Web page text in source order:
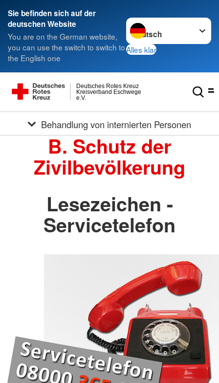
Sie befinden sich auf der
deutschen Website
You are on the German website,
you can use the switch to switch to
the English one
Sprache wechseln zu
Alles klar
e.V.
Kreisverband Eschwege
Deutsches Rotes Kreuz
Behandlung von internierten Personen
B. Schutz der
Zivilbevölkerung
Lesezeichen -
Servicetelefon